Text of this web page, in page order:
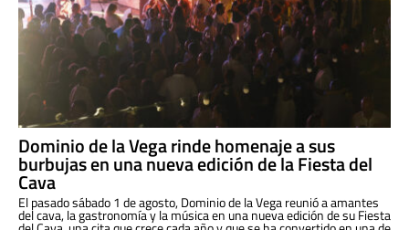
Dominio de la Vega rinde homenaje a sus
burbujas en una nueva edición de la Fiesta del
Cava
El pasado sábado 1 de agosto, Dominio de la Vega reunió a amantes
del cava, la gastronomía y la música en una nueva edición de su Fiesta